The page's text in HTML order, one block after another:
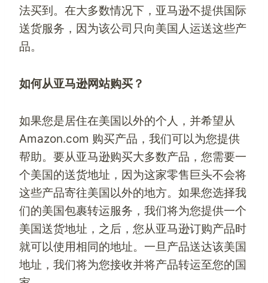
法买到。在大多数情况下， 亚马逊不提供国际
送货服务 ，因为该公司只向美国人运送这些产
品。
如何从亚马逊网站购买？
如果您是居住在美国以外的个人，并希望从
Amazon.com 购买产品，我们可以为您提供
帮助。要从亚马逊购买大多数产品，您需要一
个美国的送货地址，因为这家零售巨头不会将
这些产品寄往美国以外的地方。如果您选择我
们的美国包裹转运服务，我们将为您提供一个
美国送货地址，之后，您从亚马逊订购产品时
就可以使用相同的地址。一旦产品送达该美国
地址，我们将为您接收并将产品转运至您的国